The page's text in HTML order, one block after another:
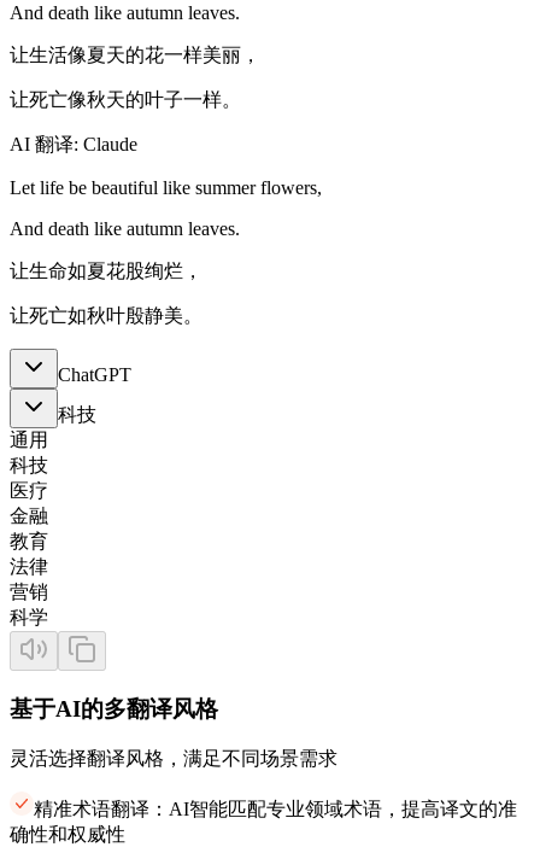
And death like autumn leaves.
让生活像夏天的花一样美丽，
让死亡像秋天的叶子一样。
AI 翻译: Claude
Let life be beautiful like summer flowers,
And death like autumn leaves.
让生命如夏花股绚烂，
让死亡如秋叶殷静美。
ChatGPT
科技
通用
科技
医疗
金融
教育
法律
营销
科学
基于AI的多翻译风格
灵活选择翻译风格，满足不同场景需求
精准术语翻译：AI智能匹配专业领域术语，提高译文的准
确性和权威性